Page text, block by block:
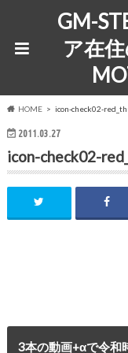
GM-
ア在
HOME icon-check02-
2011.03.27
icon-check02-
3本の動画+αで令和